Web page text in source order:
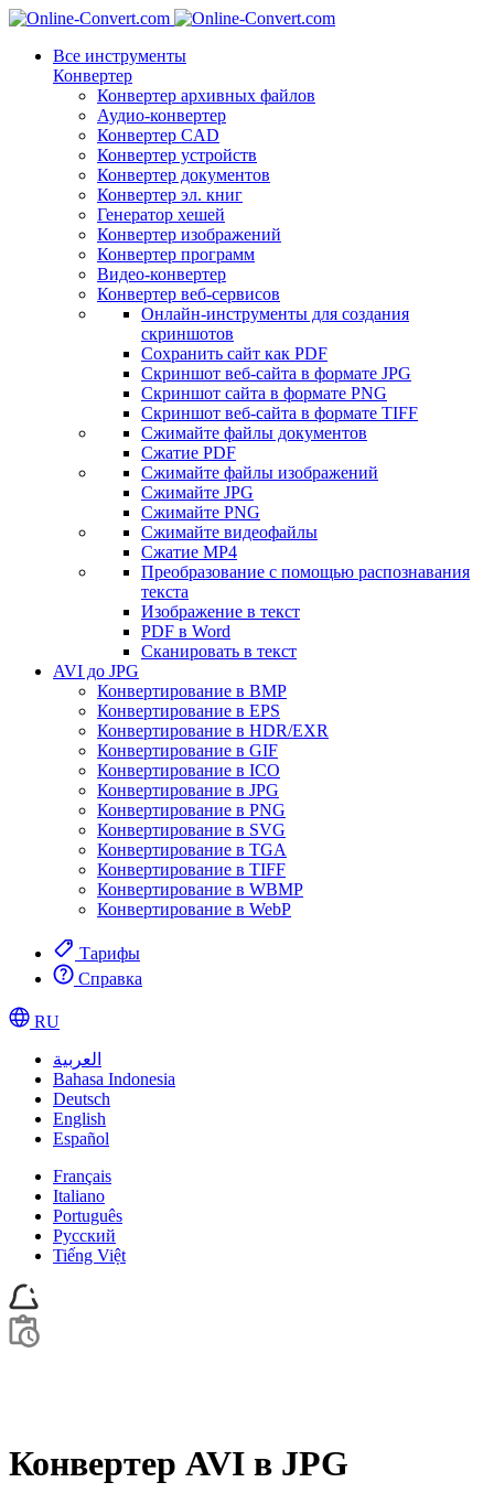
Все инструменты
Конвертер
Конвертер архивных файлов
Аудио-конвертер
Конвертер CAD
Конвертер устройств
Конвертер документов
Конвертер эл. книг
Генератор хешей
Конвертер изображений
Конвертер программ
Видео-конвертер
Конвертер веб-сервисов
Онлайн-инструменты для создания
скриншотов
Сохранить сайт как PDF
Скриншот веб-сайта в формате JPG
Скриншот сайта в формате PNG
Скриншот веб-сайта в формате TIFF
Сжимайте файлы документов
Сжатие PDF
Сжимайте файлы изображений
Сжимайте JPG
Сжимайте PNG
Сжимайте видеофайлы
Сжатие MP4
Преобразование с помощью распознавания
текста
Изображение в текст
PDF в Word
Сканировать в текст
AVI до JPG
Конвертирование в BMP
Конвертирование в EPS
Конвертирование в HDR/EXR
Конвертирование в GIF
Конвертирование в ICO
Конвертирование в JPG
Конвертирование в PNG
Конвертирование в SVG
Конвертирование в TGA
Конвертирование в TIFF
Конвертирование в WBMP
Конвертирование в WebP
Тарифы
Справка
RU
العربية
Bahasa Indonesia
Deutsch
English
Español
Français
Italiano
Português
Pусский
Tiếng Việt
Конвертер AVI в JPG